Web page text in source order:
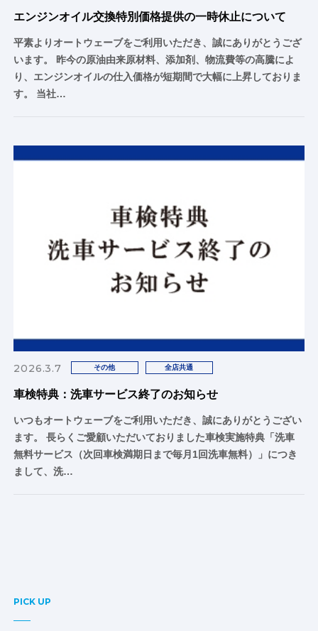
エンジンオイル交換特別価格提供の一時休止について
平素よりオートウェーブをご利用いただき、誠にありがとうござ
います。 昨今の原油由来原材料、添加剤、物流費等の高騰によ
り、エンジンオイルの仕入価格が短期間で大幅に上昇しておりま
す。 当社…
2026.3.7 その他 全店共通
車検特典：洗車サービス終了のお知らせ
いつもオートウェーブをご利用いただき、誠にありがとうござい
ます。 長らくご愛顧いただいておりました車検実施特典「洗車
無料サービス（次回車検満期日まで毎月1回洗車無料）」につき
まして、洗…
PICK UP